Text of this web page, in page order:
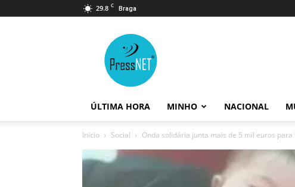
29.8 C Braga
ÚLTIMA HORA MINHO NACIONAL
Início Social Onda solidária junta mais de 5 mil euros